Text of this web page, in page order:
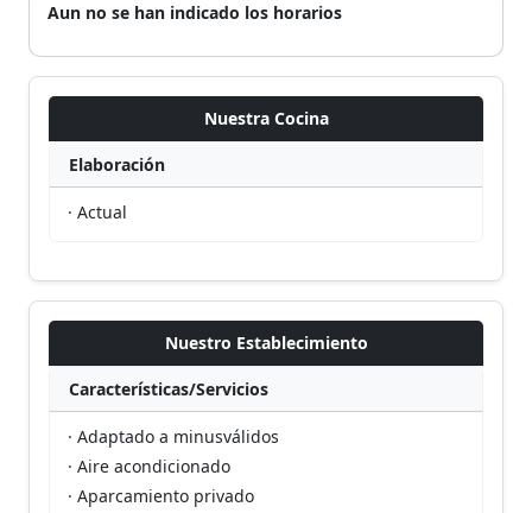
Aun no se han indicado los horarios
Nuestra Cocina
Elaboración
· Actual
Nuestro Establecimiento
Características/Servicios
· Adaptado a minusválidos
· Aire acondicionado
· Aparcamiento privado